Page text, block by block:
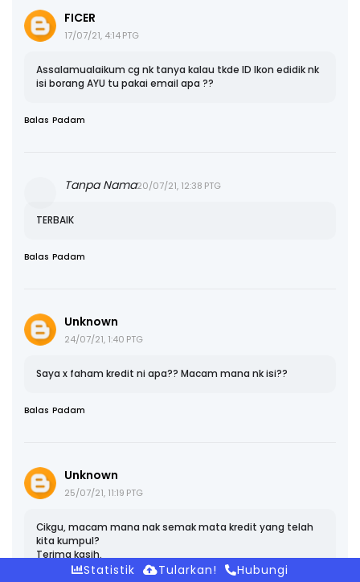
FICER
17/07/21, 4:14 PTG
Assalamualaikum cg nk tanya kalau tkde ID Ikon edidik nk
isi borang AYU tu pakai email apa ??
Balas Padam
Tanpa Nama20/07/21, 12:38 PTG
TERBAIK
Balas Padam
Unknown
24/07/21, 1:40 PTG
Saya x faham kredit ni apa?? Macam mana nk isi??
Balas Padam
Unknown
25/07/21, 11:19 PTG
Cikgu, macam mana nak semak mata kredit yang telah
kita kumpul?
Terima kasih.
Statistik Tularkan! Hubungi